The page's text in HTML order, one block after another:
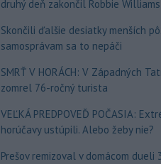
druhý deň zakončil Robbie Williams
Skončili ďalšie desiatky menších
samosprávam sa to nepáči
SMRŤ V HORÁCH: V Západných
zomrel 76-ročný turista
VEĽKÁ PREDPOVEĎ POČASIA:
horúčavy ustúpili. Alebo žeby nie?
Prešov remizoval v domácom dueli